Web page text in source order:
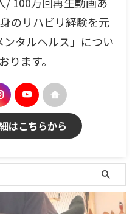
のリハビリ経験を元
タルヘルス」につい
ります。
はこちらから